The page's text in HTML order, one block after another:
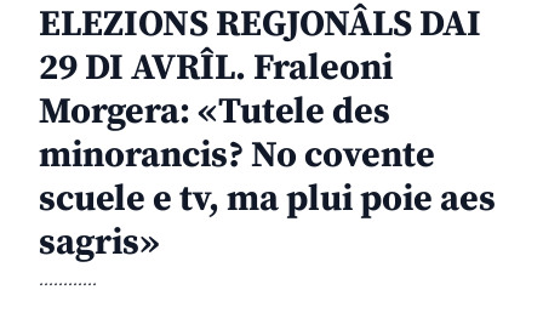
ELEZIONS REGJONÂLS DAI
29 DI AVRÎL. Fraleoni
Morgera: «Tutele des
minorancis? No covente
scuele e tv, ma plui poie aes
sagris»
............